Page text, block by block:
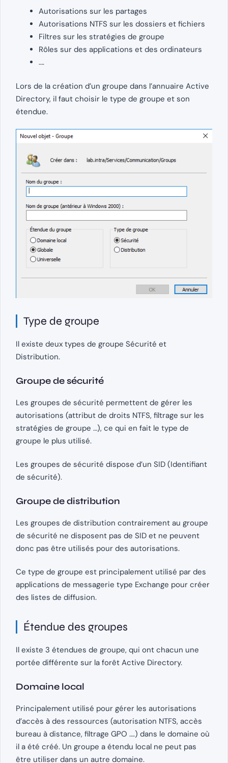
Autorisations sur les partages
Autorisations NTFS sur les dossiers et fichiers
Filtres sur les stratégies de groupe
Rôles sur des applications et des ordinateurs
….
Lors de la création d’un groupe dans l’annuaire Active
Directory, il faut choisir le type de groupe et son
étendue.
Type de groupe
Il existe deux types de groupe Sécurité et
Distribution.
Groupe de sécurité
Les groupes de sécurité permettent de gérer les
autorisations (attribut de droits NTFS, filtrage sur les
stratégies de groupe …), ce qui en fait le type de
groupe le plus utilisé.
Les groupes de sécurité dispose d’un SID (Identifiant
de sécurité).
Groupe de distribution
Les groupes de distribution contrairement au groupe
de sécurité ne disposent pas de SID et ne peuvent
donc pas être utilisés pour des autorisations.
Ce type de groupe est principalement utilisé par des
applications de messagerie type Exchange pour créer
des listes de diffusion.
Étendue des groupes
Il existe 3 étendues de groupe, qui ont chacun une
portée différente sur la forêt Active Directory.
Domaine local
Principalement utilisé pour gérer les autorisations
d’accès à des ressources (autorisation NTFS, accès
bureau à distance, filtrage GPO ….) dans le domaine où
il a été créé. Un groupe a étendu local ne peut pas
être utiliser dans un autre domaine.